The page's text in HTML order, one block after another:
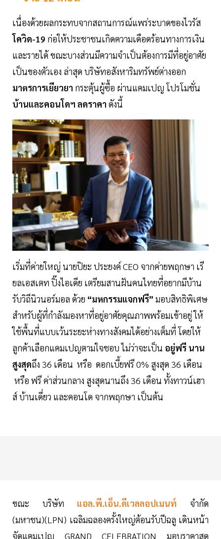
เนื่องด้วยผลกระทบจากสถานการณ์แพร่ระบาดของไวรัส
โควิด-19 ก่อให้ประชาชนเกิดความเดือดร้อนทางการเงิน
และรายได้ ขณะบางส่วนมีความจำเป็นต้องการมีที่อยู่อาศัย
เป็นของตัวเอง ล่าสุด บริษัทอสังหาริมทรัพย์ต่างออก
มาตรการเยียวยา กระตุ้นผู้ซื้อ ผ่านแคมเปญ โปรโมชั่น
บ้านและคอนโดฯ ลดราคา ดังนี้
เริ่มที่ค่ายใหญ่ นายปิยะ ประยงค์ CEO จากค่ายพฤกษา เรี
ยลเอสเตท ปิ๊งไอเดีย เตรียมสานฝันคนไทยที่อยากมีบ้าน
รับวิถีนิวนอร์มอล ด้วย “มหกรรมแจกฟรี” มอบสิทธิพิเศษ
สำหรับผู้ที่กำลังมองหาที่อยู่อาศัยคุณภาพพร้อมเข้าอยู่ ให้
ใช้พื้นที่แบบเว้นระยะห่างทางสังคมได้อย่างเต็มที่ โดยให้
ลูกค้าเลือกแคมเปญตามใจชอบ ไม่ว่าจะเป็น อยู่ฟรี นาน
สูงสุดถึง 36 เดือน หรือ ดอกเบี้ยฟรี 0% สูงสุด 36 เดือน
หรือ ฟรี ค่าส่วนกลาง สูงสุดนานถึง 36 เดือน ทั้งทาวน์เฮา
ส์ บ้านเดี่ยว และคอนโด จากพฤกษา เป็นต้น
ขณะ บริษัท แอล.พี.เอ็น.ดีเวลลอปเมนท์ จำกัด
(มหาชน)(LPN) เฉลิมฉลองครั้งใหญ่ต้อนรับปีฉลู เดินหน้า
จัดแคมเปญ GRAND CELEBRATION มอบราคาสุด